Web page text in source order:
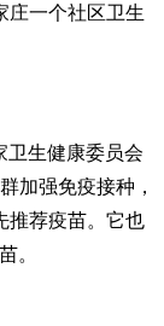
庄一个社区卫生
卫生健康委员会
加强免疫接种，
推荐疫苗。它也
。